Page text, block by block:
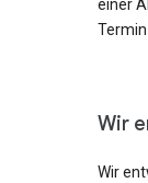
einer
Wir
Wir